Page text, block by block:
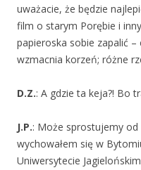
uważacie, że będzie
film o starym Porębie i
papieroska sobie zapalić
wzmacnia korzeń; różne
D.Z.: A gdzie ta keja?! Bo
J.P.: Może sprostujemy od
wychowałem się w
Uniwersytecie